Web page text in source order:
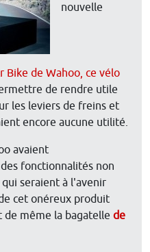
nouvelle
Bike de Wahoo, ce vélo
de rendre utile
les leviers de freins et
encore aucune utilité.
avaient
fonctionnalités non
seraient à l'avenir
cet onéreux produit
même la bagatelle de